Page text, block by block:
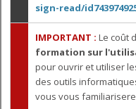
sign-read/
IMPORTANT : Le coût
formation sur
pour ouvrir et utiliser
des outils
vous vous